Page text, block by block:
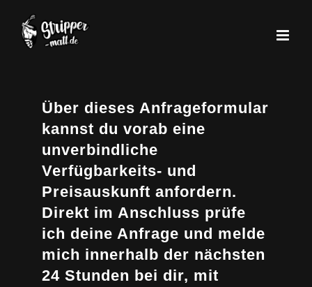
Inhalt
springen
Über dieses Anfrageformular
kannst du vorab eine
unverbindliche
Verfügbarkeits- und
Preisauskunft anfordern.
Direkt im Anschluss prüfe
ich deine Anfrage und melde
mich innerhalb der nächsten
24 Stunden bei dir, mit